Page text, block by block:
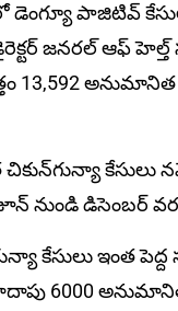
పాజిటివ్
జనరల్ ఆఫ్
అనుమానిత
కేసులు
నుండి డిసెంబర్
కేసులు ఇంత
6000